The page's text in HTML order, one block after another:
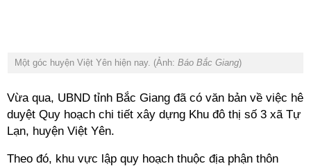
Một góc huyện Việt Yên hiện nay. (Ảnh: Báo Bắc Giang)
Vừa qua, UBND tỉnh Bắc Giang đã có văn bản về việc hê
duyệt Quy hoạch chi tiết xây dựng Khu đô thị số 3 xã Tự
Lạn, huyện Việt Yên.
Theo đó, khu vực lập quy hoạch thuộc địa phận thôn